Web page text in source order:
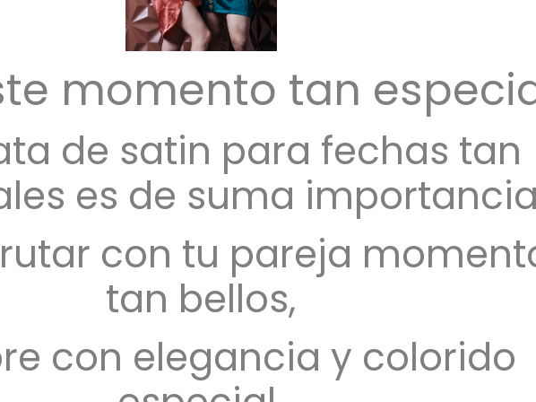
momento tan
de satin para fechas tan
es de suma importancia
con tu pareja
tan bellos,
con elegancia y colorido